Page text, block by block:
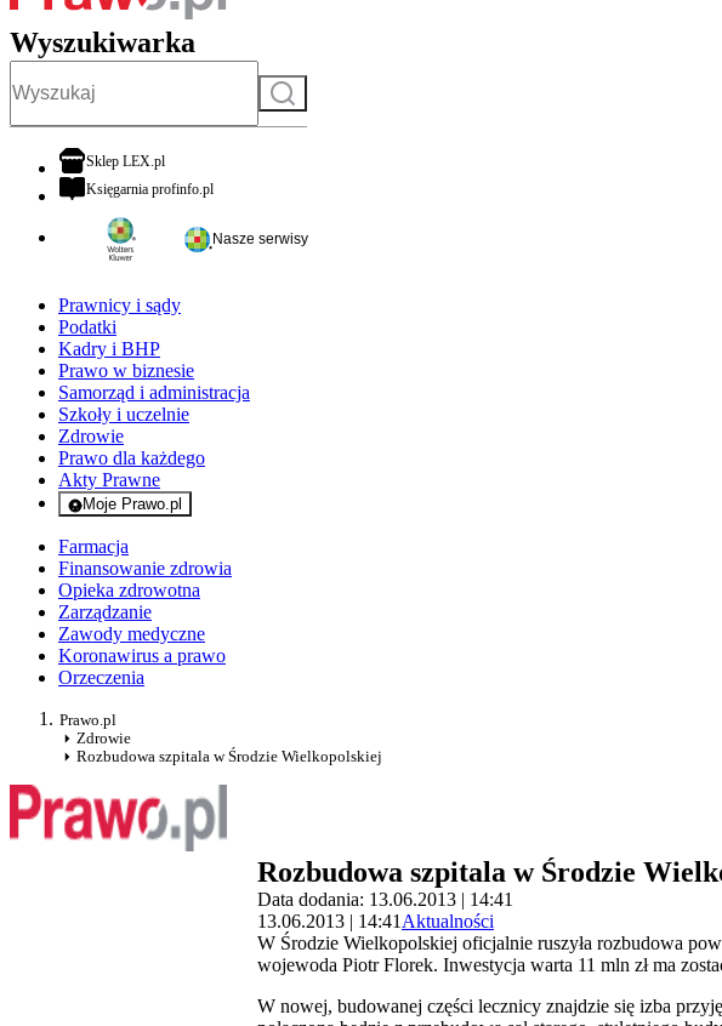
Wyszukiwarka
Szukaj
Sklep LEX.plotwiera się w nowej karcie
Księgarnia profinfo.plotwiera się w nowej karcie
Nasze serwisy
Prawnicy i sądy
Podatki
Kadry i BHP
Prawo w biznesie
Samorząd i administracja
Szkoły i uczelnie
Zdrowie
Prawo dla każdego
Akty Prawne
Moje Prawo.pl
- rejestracja i logowanie do serwisu
Farmacja
Finansowanie zdrowia
Opieka zdrowotna
Zarządzanie
Zawody medyczne
Koronawirus a prawo
Orzeczenia
Prawo.pl
Zdrowie
Rozbudowa szpitala w Środzie Wielkopolskiej
Rozbudowa szpitala w Środzie
Data dodania: 13.06.2013 | 14:41
13.06.2013 | 14:41Aktualności
W Środzie Wielkopolskiej oficjalnie ruszyła rozbudowa
wojewoda Piotr Florek. Inwestycja warta 11 mln zł ma
W nowej, budowanej części lecznicy znajdzie się izba